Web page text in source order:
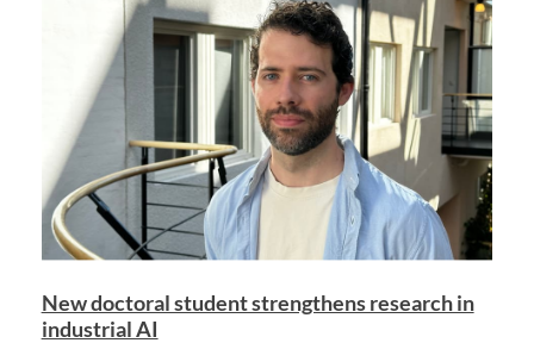
New doctoral student strengthens research in
industrial AI